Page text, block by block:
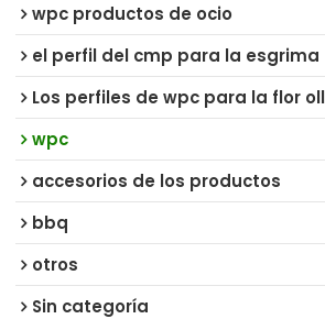
wpc productos de ocio
el perfil del cmp para la esgrima
Los perfiles de wpc para la flor
wpc
accesorios de los productos
bbq
otros
Sin categoría